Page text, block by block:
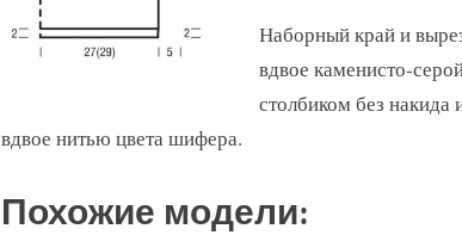
Наборный край и
вдвое каменисто-
столбиком без
вдвое нитью цвета шифера.
Похожие модели: